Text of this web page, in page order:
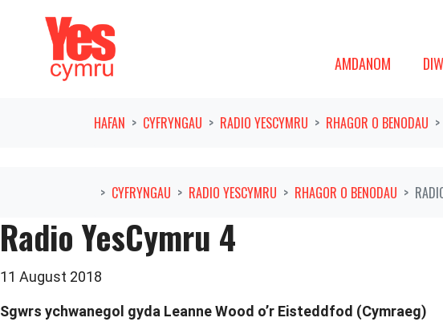
AMDANOM
DANGOS IS-
AMDANOM
HAFAN CYFRYNGAU RADIO YESCYMRU RHAGOR O BENODAU
CYFRYNGAU RADIO YESCYMRU RHAGOR O BENODAU
Radio YesCymru 4
11 August 2018
Sgwrs ychwanegol gyda Leanne Wood o’r Eisteddfod (Cymraeg)